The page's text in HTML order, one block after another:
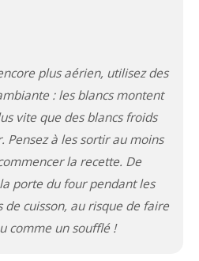
plus aérien, utilisez des
: les blancs montent
vite que des blancs froids
Pensez à les sortir au moins
la recette. De
porte du four pendant les
cuisson, au risque de faire
comme un soufflé !